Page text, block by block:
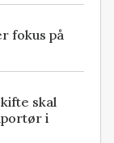
fokus på
skal
i